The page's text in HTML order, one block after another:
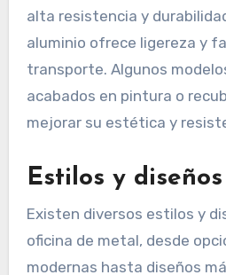
alta resistencia y
aluminio ofrece ligereza y
transporte. Algunos
acabados en pintura o
mejorar su estética y
Estilos y
Existen diversos estilos y
oficina de metal, desde
modernas hasta diseños